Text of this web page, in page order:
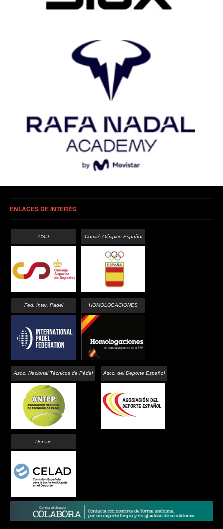
ENLACES DE INTERÉS
CSD Comité Olímpico Español
Fed. Inter. Pádel HOMOLOGACIONES
Asoc. Nacional Técnicos de Pádel Asoc. del Deporte Español
Dopaje